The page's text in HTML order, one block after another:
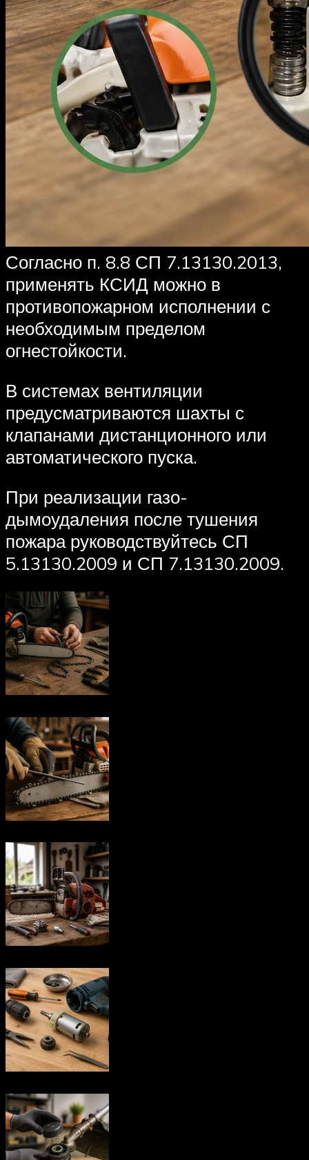
Согласно п. 8.8 СП 7.13130.2013,
применять КСИД можно в
противопожарном исполнении с
необходимым пределом
огнестойкости.
В системах вентиляции
предусматриваются шахты с
клапанами дистанционного или
автоматического пуска.
При реализации газо-
дымоудаления после тушения
пожара руководствуйтесь СП
5.13130.2009 и СП 7.13130.2009.